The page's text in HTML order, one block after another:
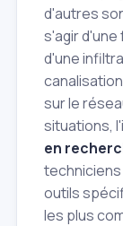
d'autres
s'agir d'une
d'une
sur le
situations,
en
outils
les plus